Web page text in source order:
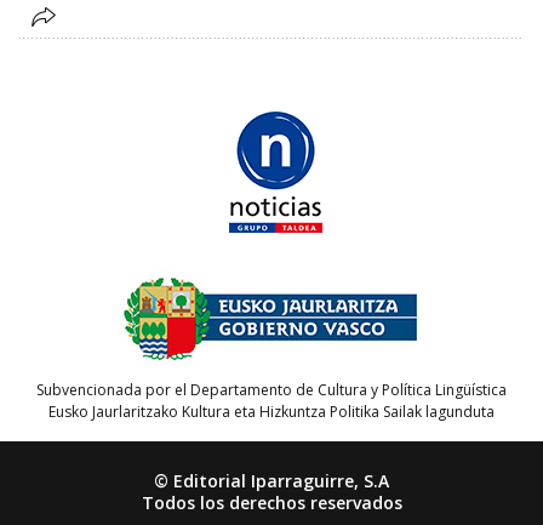
Subvencionada por el Departamento de Cultura y Política Lingüística
Eusko Jaurlaritzako Kultura eta Hizkuntza Politika Sailak lagunduta
© Editorial Iparraguirre, S.A
Todos los derechos reservados